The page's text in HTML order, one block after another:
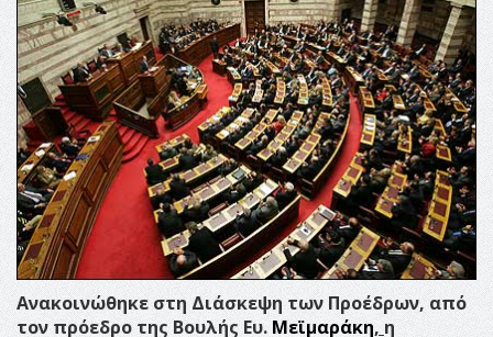
Ανακοινώθηκε στη Διάσκεψη των Προέδρων, από
τον πρόεδρο της Βουλής Ευ. Μεϊμαράκη, η